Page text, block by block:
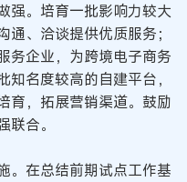
。培育一批影响力较大
、洽谈提供优质服务；
务企业，为跨境电子商务
名度较高的自建平台，
育，拓展营销渠道。鼓励
联合。
在总结前期试点工作基